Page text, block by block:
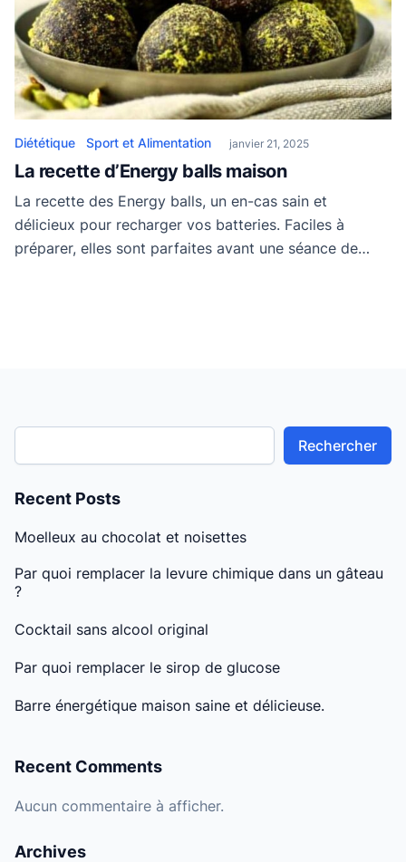
Diététique Sport et Alimentation janvier 21, 2025
La recette d’Energy balls maison
La recette des Energy balls, un en-cas sain et
délicieux pour recharger vos batteries. Faciles à
préparer, elles sont parfaites avant une séance de
Rechercher
Recent Posts
Moelleux au chocolat et noisettes
Par quoi remplacer la levure chimique dans un gâteau
?
Cocktail sans alcool original
Par quoi remplacer le sirop de glucose
Barre énergétique maison saine et délicieuse.
Recent Comments
Aucun commentaire à afficher.
Archives